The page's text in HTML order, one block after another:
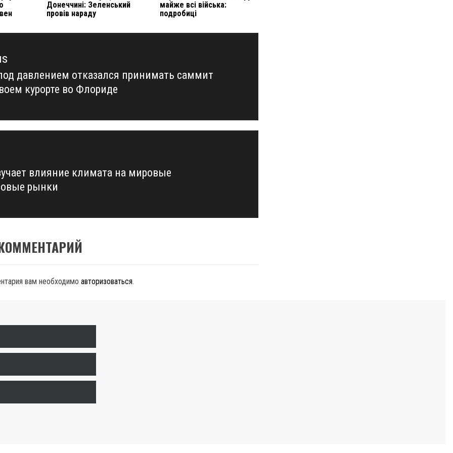
Донеччині: Зеленський
провів нараду
майже всі війська:
подробиці
давлением отказался принимать саммит
курорте во Флориде
влияние климата на мировые
рынки
вам необходимо авторизоваться.